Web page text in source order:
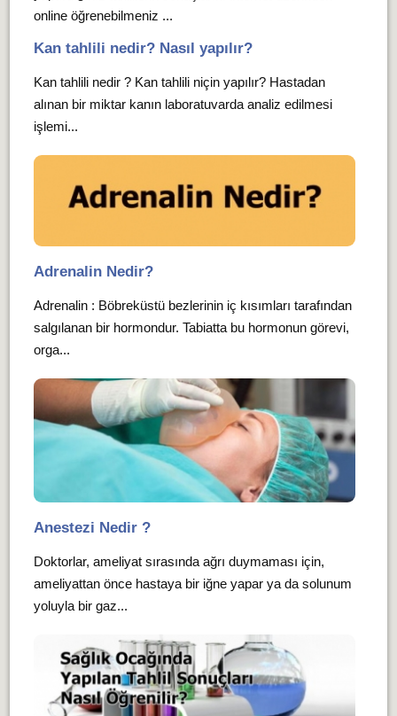
online öğrenebilmeniz ...
Kan tahlili nedir? Nasıl yapılır?
Kan tahlili nedir ? Kan tahlili niçin yapılır? Hastadan
alınan bir miktar kanın laboratuvarda analiz edilmesi
işlemi...
Adrenalin Nedir?
Adrenalin : Böbreküstü bezlerinin iç kısımları tarafından
salgılanan bir hormondur. Tabiatta bu hormonun görevi,
orga...
Anestezi Nedir ?
Doktorlar, ameliyat sırasında ağrı duymaması için,
ameliyattan önce hastaya bir iğne yapar ya da solunum
yoluyla bir gaz...